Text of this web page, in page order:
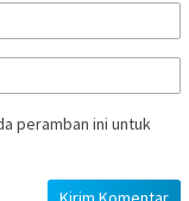
peramban ini untuk